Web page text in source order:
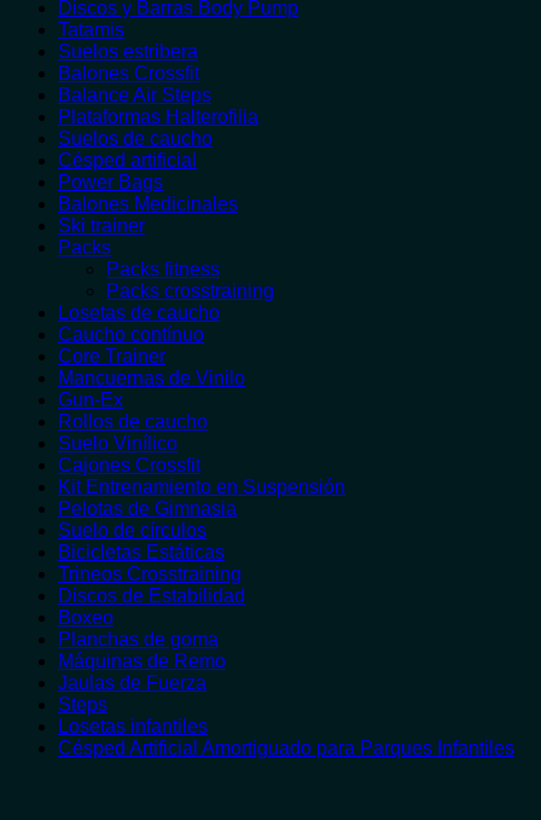
Discos y Barras Body Pump
Tatamis
Suelos estribera
Balones Crossfit
Balance Air Steps
Plataformas Halterofilia
Suelos de caucho
Césped artificial
Power Bags
Balones Medicinales
Ski trainer
Packs
Packs fitness
Packs crosstraining
Losetas de caucho
Caucho contínuo
Core Trainer
Mancuernas de Vinilo
Gun-Ex
Rollos de caucho
Suelo Vinílico
Cajones Crossfit
Kit Entrenamiento en Suspensión
Pelotas de Gimnasia
Suelo de círculos
Bicicletas Estáticas
Trineos Crosstraining
Discos de Estabilidad
Boxeo
Planchas de goma
Máquinas de Remo
Jaulas de Fuerza
Steps
Losetas infantiles
Césped Artificial Amortiguado para Parques Infantiles